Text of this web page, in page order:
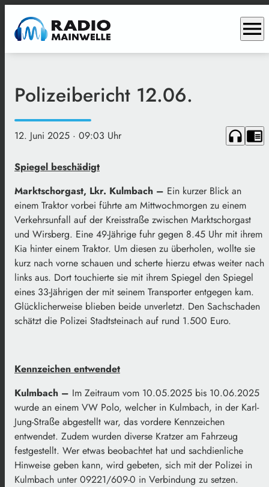
menu
Polizeibericht 12.06.
12. Juni 2025 · 09:03 Uhr headphones chrome_reader_mode
Spiegel beschädigt
Marktschorgast, Lkr. Kulmbach – Ein kurzer Blick an
einem Traktor vorbei führte am Mittwochmorgen zu einem
Verkehrsunfall auf der Kreisstraße zwischen Marktschorgast
und Wirsberg. Eine 49-Jährige fuhr gegen 8.45 Uhr mit ihrem
Kia hinter einem Traktor. Um diesen zu überholen, wollte sie
kurz nach vorne schauen und scherte hierzu etwas weiter nach
links aus. Dort touchierte sie mit ihrem Spiegel den Spiegel
eines 33-Jährigen der mit seinem Transporter entgegen kam.
Glücklicherweise blieben beide unverletzt. Den Sachschaden
schätzt die Polizei Stadtsteinach auf rund 1.500 Euro.
Kennzeichen entwendet
Kulmbach – Im Zeitraum vom 10.05.2025 bis 10.06.2025
wurde an einem VW Polo, welcher in Kulmbach, in der Karl-
Jung-Straße abgestellt war, das vordere Kennzeichen
entwendet. Zudem wurden diverse Kratzer am Fahrzeug
festgestellt. Wer etwas beobachtet hat und sachdienliche
Hinweise geben kann, wird gebeten, sich mit der Polizei in
Kulmbach unter 09221/609-0 in Verbindung zu setzen.